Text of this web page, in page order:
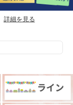
詳細を見る